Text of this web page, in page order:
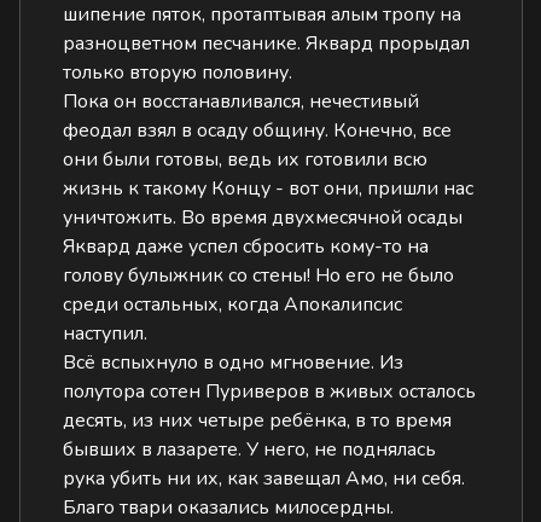
шипение пяток, протаптывая алым тропу на
разноцветном песчанике. Яквард прорыдал
только вторую половину.
Пока он восстанавливался, нечестивый
феодал взял в осаду общину. Конечно, все
они были готовы, ведь их готовили всю
жизнь к такому Концу - вот они, пришли нас
уничтожить. Во время двухмесячной осады
Яквард даже успел сбросить кому-то на
голову булыжник со стены! Но его не было
среди остальных, когда Апокалипсис
наступил.
Всё вспыхнуло в одно мгновение. Из
полутора сотен Пуриверов в живых осталось
десять, из них четыре ребёнка, в то время
бывших в лазарете. У него, не поднялась
рука убить ни их, как завещал Амо, ни себя.
Благо твари оказались милосердны.